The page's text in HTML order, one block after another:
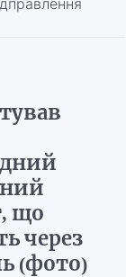
що
через
(фото)